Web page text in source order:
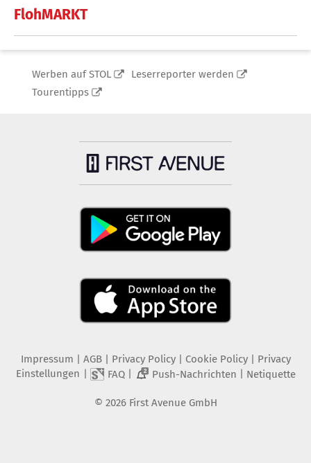
FlohMARKT
Werben auf STOL
Leserreporter werden
Tourentipps
Impressum | AGB | Privacy Policy| Cookie Policy| Privacy
Einstellungen | FAQ| 2 Push-Nachrichten | Netiquette
© 2026 First Avenue GmbH